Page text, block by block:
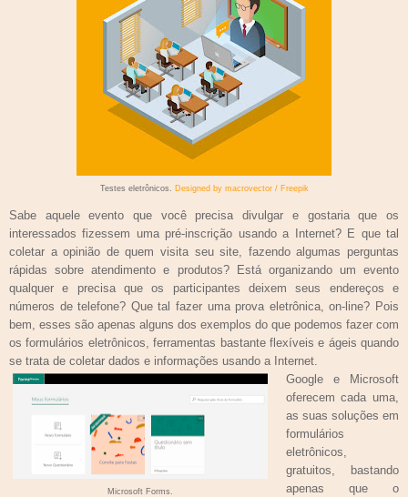
Testes eletrônicos. Designed by macrovector / Freepik
Sabe aquele evento que você precisa divulgar e gostaria que os
interessados fizessem uma pré-inscrição usando a Internet? E que tal
coletar a opinião de quem visita seu site, fazendo algumas perguntas
rápidas sobre atendimento e produtos? Está organizando um evento
qualquer e precisa que os participantes deixem seus endereços e
números de telefone? Que tal fazer uma prova eletrônica, on-line? Pois
bem, esses são apenas alguns dos exemplos do que podemos fazer com
os formulários eletrônicos, ferramentas bastante flexíveis e ágeis quando
se trata de coletar dados e informações usando a Internet.
Microsoft Forms.
Google e Microsoft
oferecem cada uma,
as suas soluções em
formulários
eletrônicos,
gratuitos, bastando
apenas que o